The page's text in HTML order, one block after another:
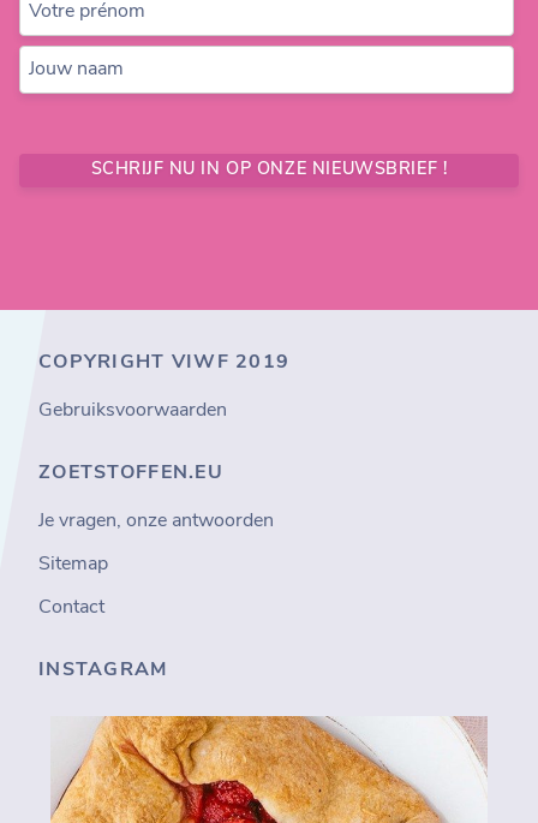
Votre prénom
Jouw naam
SCHRIJF NU IN OP ONZE NIEUWSBRIEF !
COPYRIGHT VIWF 2019
Gebruiksvoorwaarden
ZOETSTOFFEN.EU
Je vragen, onze antwoorden
Sitemap
Contact
INSTAGRAM